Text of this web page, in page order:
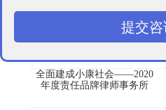
全面建成小康社会——2020
年度责任品牌律师事务所
提交咨